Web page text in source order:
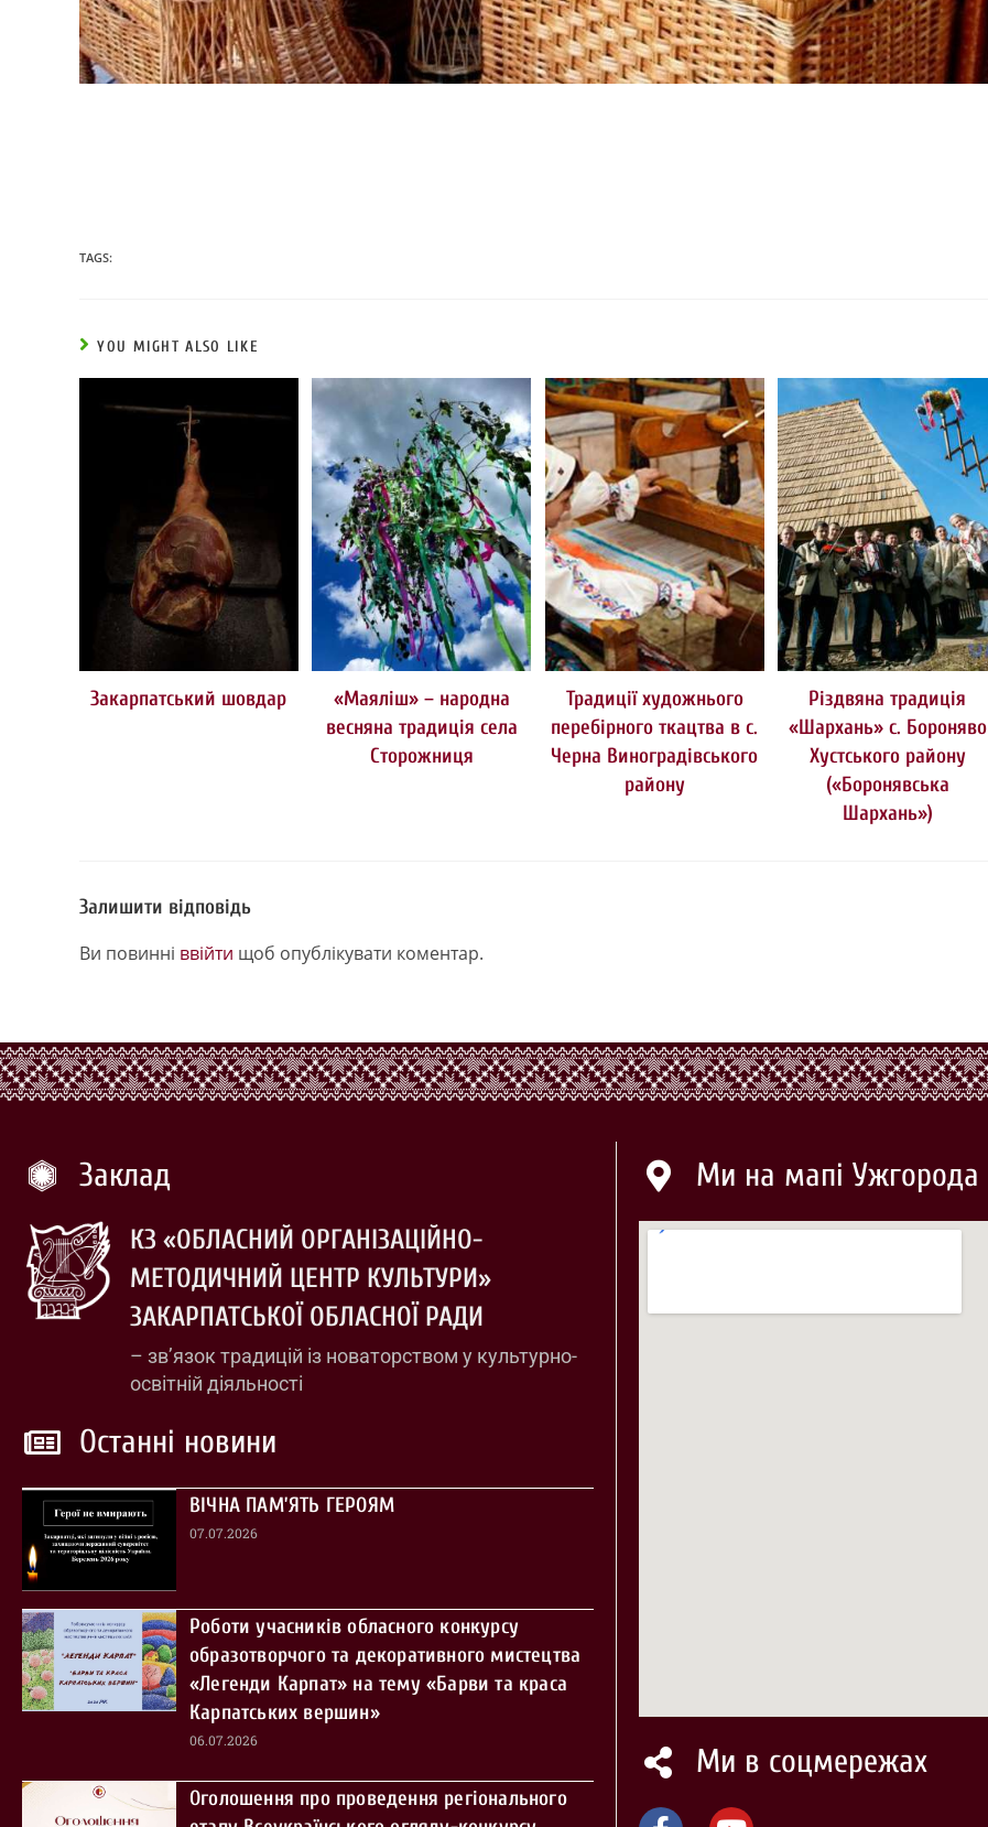
TAGS:
YOU MIGHT ALSO LIKE
Закарпатський шовдар
«Маяліш» – народна
весняна традиція села
Сторожниця
Традиції художнього
перебірного ткацтва в с.
Черна Виноградівського
району
Різдвяна традиція
«Шархань» с. Бороняво
Хустського району
(«Боронявська
Шархань»)
Залишити відповідь
Ви повинні ввійти щоб опублікувати коментар.
Заклад
КЗ «ОБЛАСНИЙ ОРГАНІЗАЦІЙНО-
МЕТОДИЧНИЙ ЦЕНТР КУЛЬТУРИ»
ЗАКАРПАТСЬКОЇ ОБЛАСНОЇ РАДИ
– зв’язок традицій із новаторством у культурно-
освітній діяльності
Останні новини
ВІЧНА ПАМ’ЯТЬ ГЕРОЯМ
07.07.2026
Роботи учасників обласного конкурсу
образотворчого та декоративного мистецтва
«Легенди Карпат» на тему «Барви та краса
Карпатських вершин»
06.07.2026
Оголошення про проведення регіонального
Ми на мапі Ужгорода
Ми в соцмережах